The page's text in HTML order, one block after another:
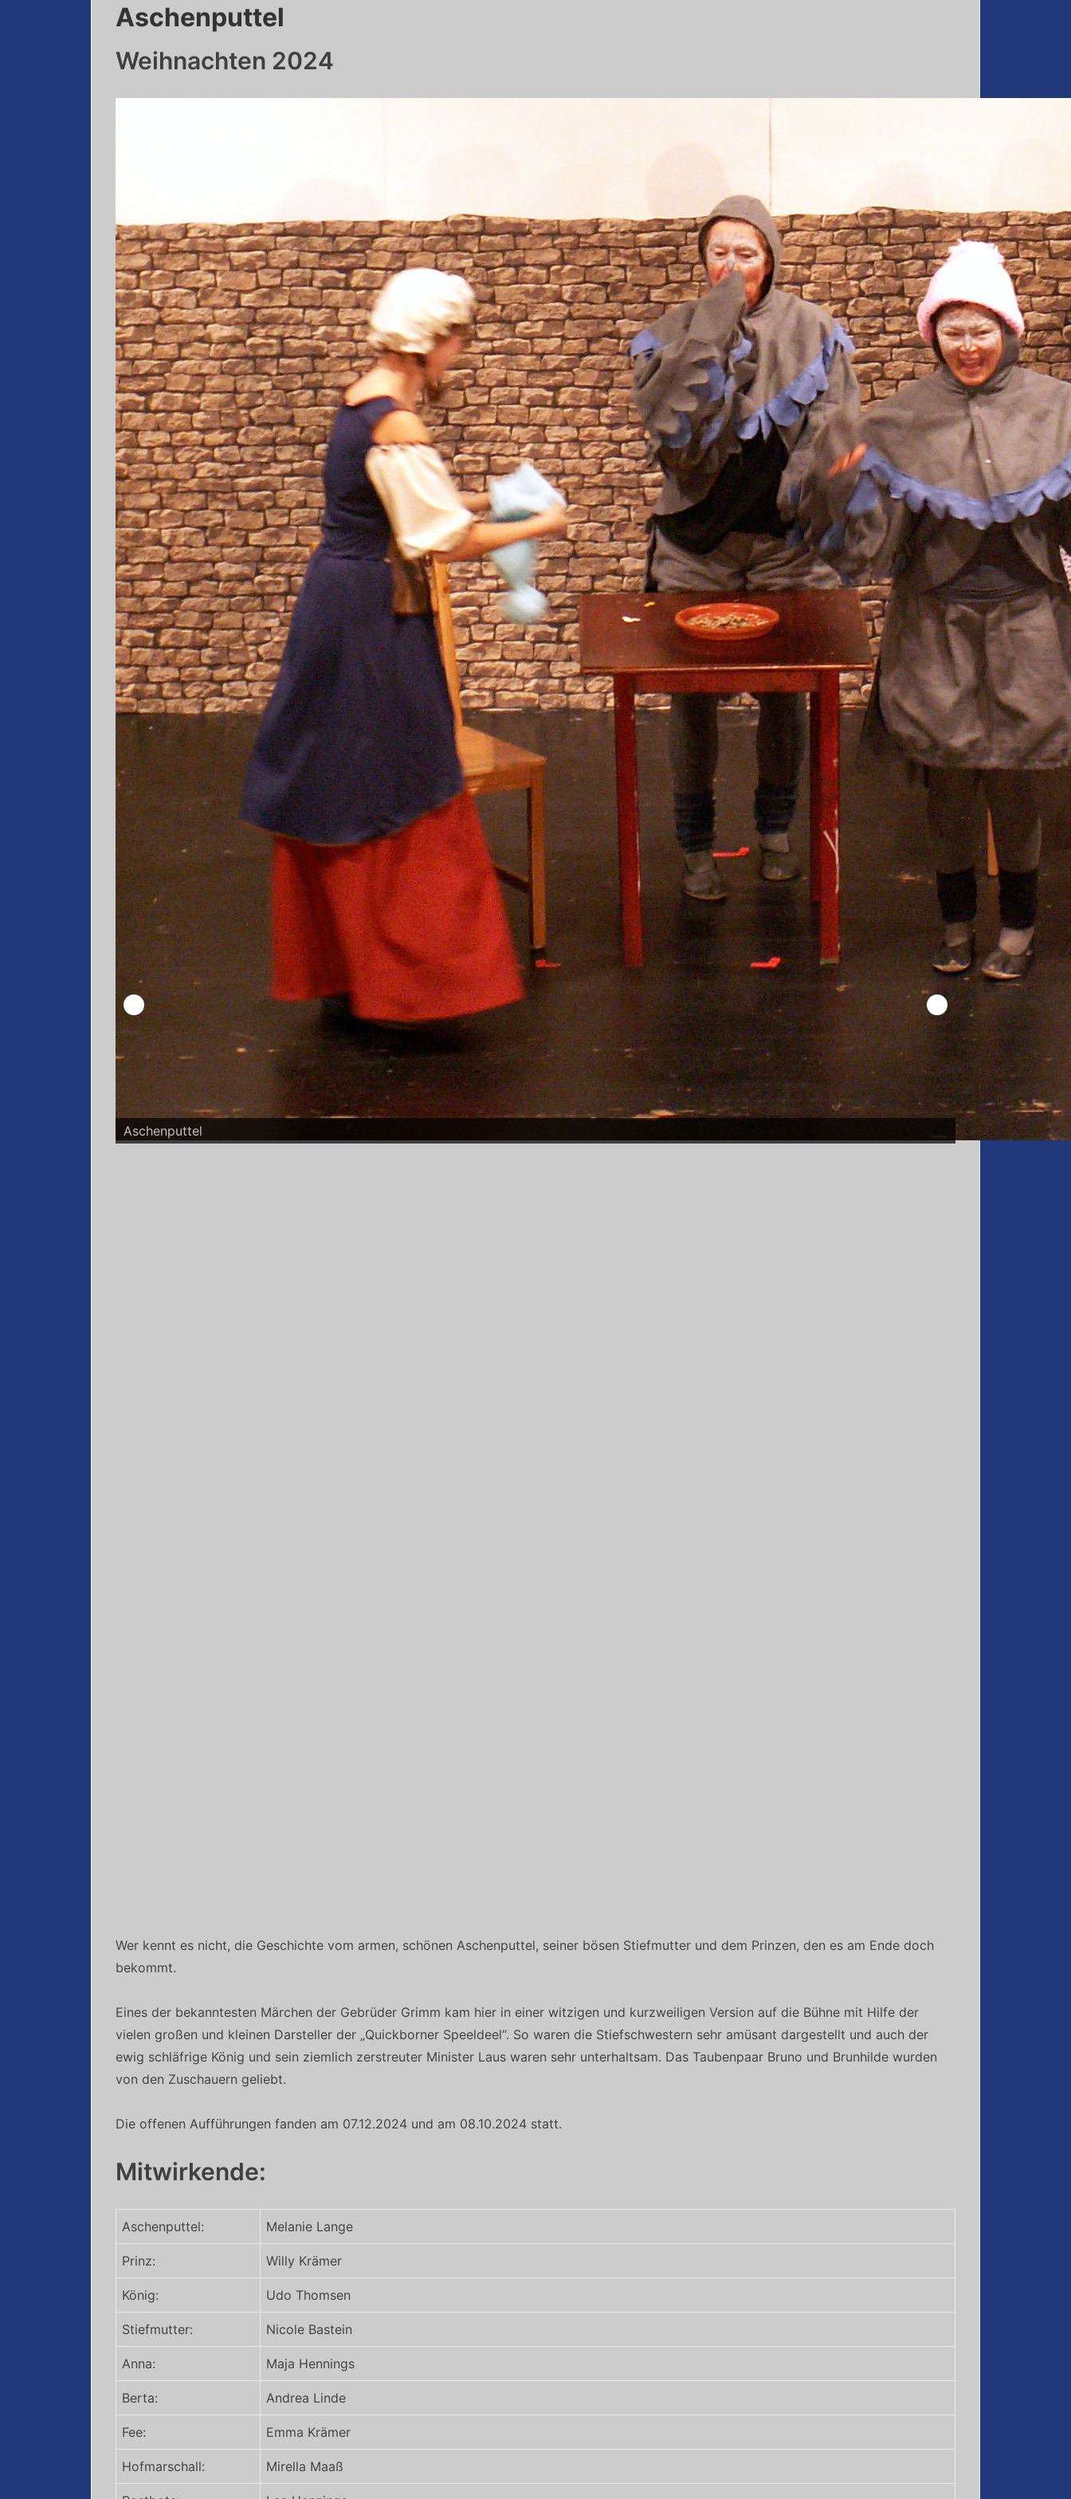
Aschenputtel
Weihnachten 2024
Wer kennt es nicht, die Geschichte vom armen, schönen Aschenputtel, seiner bösen Stiefmutter und dem Prinzen, den es am Ende doch
bekommt.
Eines der bekanntesten Märchen der Gebrüder Grimm kam hier in einer witzigen und kurzweiligen Version auf die Bühne mit Hilfe der
vielen großen und kleinen Darsteller der „Quickborner Speeldeel“. So waren die Stiefschwestern sehr amüsant dargestellt und auch der
ewig schläfrige König und sein ziemlich zerstreuter Minister Laus waren sehr unterhaltsam. Das Taubenpaar Bruno und Brunhilde wurden
von den Zuschauern geliebt.
Die offenen Aufführungen fanden am 07.12.2024 und am 08.10.2024 statt.
Mitwirkende:
Aschenputtel: Melanie Lange
Prinz: Willy Krämer
König: Udo Thomsen
Stiefmutter: Nicole Bastein
Anna: Maja Hennings
Berta: Andrea Linde
Fee: Emma Krämer
Hofmarschall: Mirella Maaß